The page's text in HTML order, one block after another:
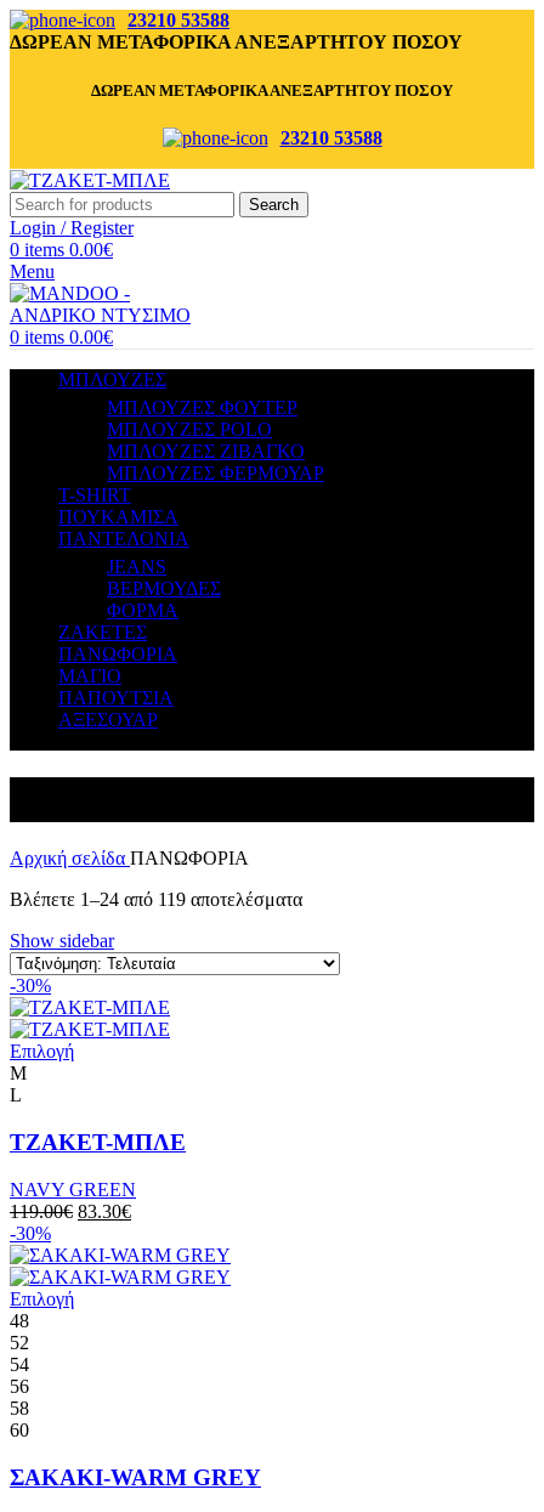
23210 53588
ΔΩΡΕΑΝ ΜΕΤΑΦΟΡΙΚΑ ΑΝΕΞΑΡΤΗΤΟΥ ΠΟΣΟΥ
ΔΩΡΕΑΝ ΜΕΤΑΦΟΡΙΚΑ ΑΝΕΞΑΡΤΗΤΟΥ ΠΟΣΟΥ
23210 53588
Search
Login / Register
0 items 0.00€
Menu
0 items 0.00€
ΜΠΛΟΥΖΕΣ
ΜΠΛΟΥΖΕΣ ΦΟΥΤΕΡ
ΜΠΛΟΥΖΕΣ POLO
ΜΠΛΟΥΖΕΣ ΖΙΒΑΓΚΟ
ΜΠΛΟΥΖΕΣ ΦΕΡΜΟΥΑΡ
T-SHIRT
ΠΟΥΚΑΜΙΣΑ
ΠΑΝΤΕΛΟΝΙΑ
JEANS
ΒΕΡΜΟΥΔΕΣ
ΦΟΡΜΑ
ΖΑΚΕΤΕΣ
ΠΑΝΩΦΟΡΙΑ
ΜΑΓΙΟ
ΠΑΠΟΥΤΣΙΑ
ΑΞΕΣΟΥΑΡ
Αρχική σελίδα ΠΑΝΩΦΟΡΙΑ
Βλέπετε 1–24 από 119 αποτελέσματα
Show sidebar
-30%
Επιλογή
M
L
ΤΖΑΚΕΤ-ΜΠΛΕ
NAVY GREEN
119.00€ 83.30€
-30%
Επιλογή
48
52
54
56
58
60
ΣΑΚΑΚΙ-WARM GREY